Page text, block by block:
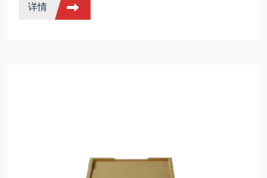
详情